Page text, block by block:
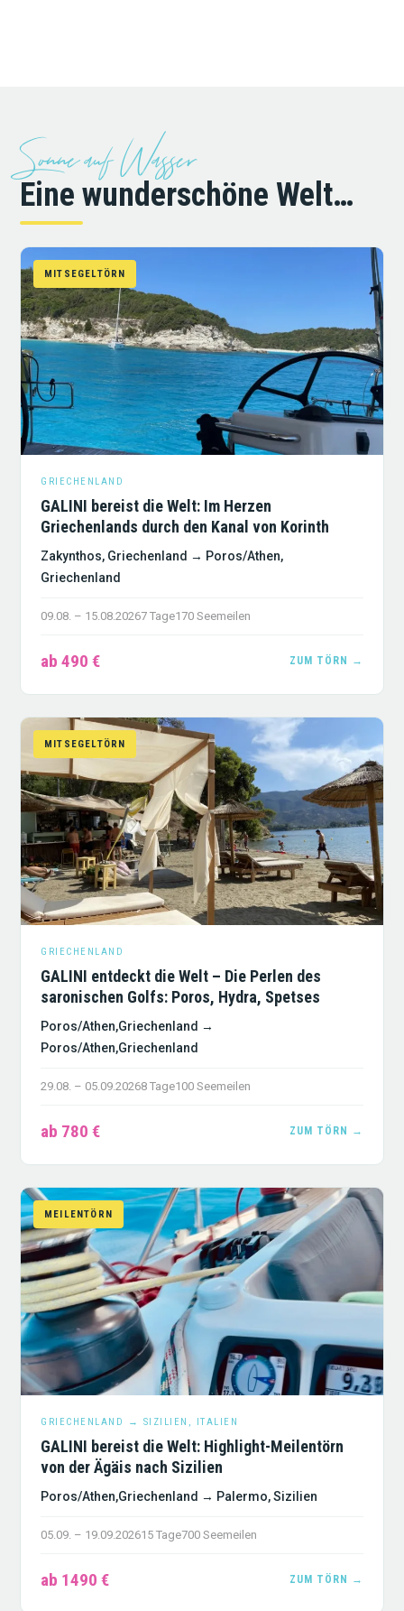
Sonne auf Wasser
Eine wunderschöne Welt…
MITSEGELTÖRN
GRIECHENLAND
GALINI bereist die Welt: Im Herzen
Griechenlands durch den Kanal von Korinth
Zakynthos, Griechenland → Poros/Athen,
Griechenland
09.08. – 15.08.20267 Tage170 Seemeilen
ab 490 € ZUM TÖRN →
MITSEGELTÖRN
GRIECHENLAND
GALINI entdeckt die Welt – Die Perlen des
saronischen Golfs: Poros, Hydra, Spetses
Poros/Athen,Griechenland →
Poros/Athen,Griechenland
29.08. – 05.09.20268 Tage100 Seemeilen
ab 780 € ZUM TÖRN →
MEILENTÖRN
GRIECHENLAND → SIZILIEN, ITALIEN
GALINI bereist die Welt: Highlight-Meilentörn
von der Ägäis nach Sizilien
Poros/Athen,Griechenland → Palermo, Sizilien
05.09. – 19.09.202615 Tage700 Seemeilen
ab 1490 € ZUM TÖRN →